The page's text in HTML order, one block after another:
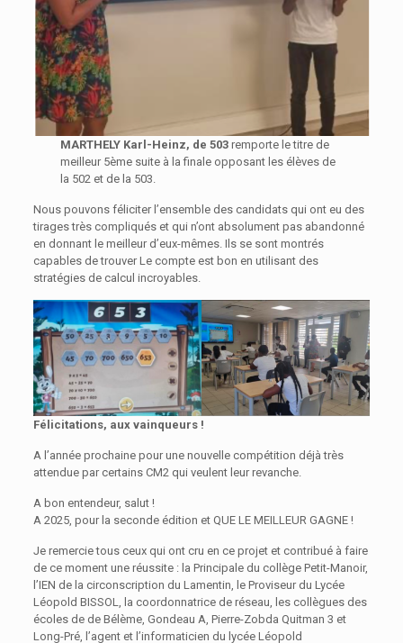
MARTHELY Karl-Heinz, de 503 remporte le titre de
meilleur 5ème suite à la finale opposant les élèves de
la 502 et de la 503.
Nous pouvons féliciter l’ensemble des candidats qui ont eu des
tirages très compliqués et qui n’ont absolument pas abandonné
en donnant le meilleur d’eux-mêmes. Ils se sont montrés
capables de trouver Le compte est bon en utilisant des
stratégies de calcul incroyables.
Félicitations, aux vainqueurs !
A l’année prochaine pour une nouvelle compétition déjà très
attendue par certains CM2 qui veulent leur revanche.
A bon entendeur, salut !
A 2025, pour la seconde édition et QUE LE MEILLEUR GAGNE !
Je remercie tous ceux qui ont cru en ce projet et contribué à faire
de ce moment une réussite : la Principale du collège Petit-Manoir,
l’IEN de la circonscription du Lamentin, le Proviseur du Lycée
Léopold BISSOL, la coordonnatrice de réseau, les collègues des
écoles de de Bélème, Gondeau A, Pierre-Zobda Quitman 3 et
Long-Pré, l’agent et l’informaticien du lycée Léopold